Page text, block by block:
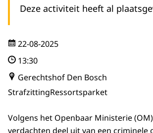
Deze activiteit heeft al
22-08-2025
13:30
Gerechtshof Den Bosch
StrafzittingRessortsparket
Volgens het Openbaar Ministerie
verdachten deel uit van een criminele